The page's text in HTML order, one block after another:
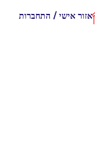
אזור אישי / התחברות